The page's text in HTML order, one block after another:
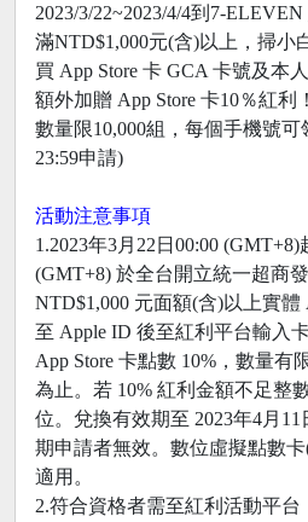
2023/3/22~2023/4/4到7-
滿NTD$1,000元(含)以上，掃小
買 App Store 卡 GCA 卡號及本
額外加贈 App Store 卡10％紅利！
數量限10,000組，每個手機號可
23:59申請)
活動注意事項
1.2023年3月22日00:00
(GMT+8) 於全台開立統一超商
NTD$1,000 元面額(含)以上實體
至 Apple ID 後至紅利平台輸入
App Store 卡點數 10%，數量有
為止。若 10% 紅利金額不足整
位。兌換有效期至 2023年4月11
期申請者無效。數位虛擬點數
適用。
2.符合資格者需至紅利活動平台